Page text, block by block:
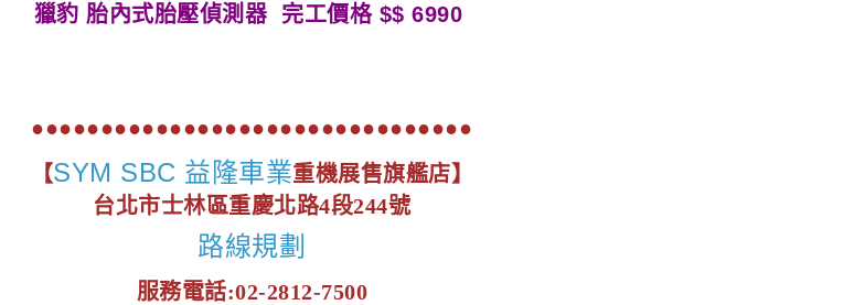
獵豹 胎內式胎壓偵測器 完工價格 $$ 6990
●●●●●●●●●●●●●●●●●●●●●●●●●●●●●●●●
【SYM SBC 益隆車業重機展售旗艦店】
台北市士林區重慶北路4段244號
路線規劃
服務電話:02-2812-7500